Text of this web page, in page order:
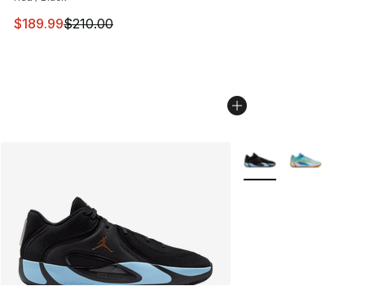
Cet article est en solde. Le prix est passé de $210.00 à
$189.99$210.00
Plus de couleurs